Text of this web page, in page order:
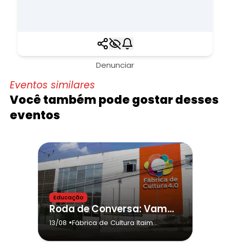
Denunciar
Eventos similares
Você também pode gostar desses
eventos
Educação
Roda de Conversa: Vamos Falar de Respeito?
13/08 •Fábrica de Cultura Itaim